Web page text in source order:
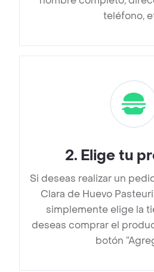
teléfono,
2. Elige tu
Si deseas realizar un
Clara de Huevo
simplemente elige la
deseas comprar el
botón